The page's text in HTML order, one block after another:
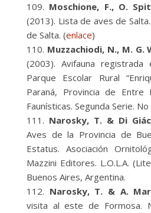
Moschione, F., O.
(2013). Lista de aves de
de Salta. (enlace)
Muzzachiodi, N., M. G.
(2003). Avifauna
Parque Escolar Rural
Paraná, Provincia de Entre
Faunísticas. Segunda Serie.
Narosky, T. & Di
Aves de la Provincia de
Estatus. Asociación
Mazzini Editores. L.O.L.A.
Buenos Aires, Argentina.
Narosky, T. & A.
visita al este de Formosa.